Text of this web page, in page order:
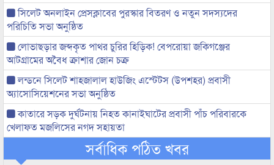
সিলেট অনলাইন প্রেসক্লাবের পুরস্কার বিতরণ ও নতুন সদস্যদের
পরিচিতি সভা অনুষ্ঠিত
লোভাছড়ার জব্দকৃত পাথর চুরির হিড়িক! বেপরোয়া জকিগঞ্জের
আটগ্রামের অবৈধ ক্রাশার জোন চক্র
লন্ডনে সিলেট শাহজালাল হাউজিং এস্টেটস (উপশহর) প্রবাসী
অ্যাসোসিয়েশনের সভা অনুষ্ঠিত
কাতারে সড়ক দুর্ঘটনায় নিহত কানাইঘাটের প্রবাসী পাঁচ পরিবারকে
খেলাফত মজলিসের নগদ সহায়তা
সর্বাধিক পঠিত খবর